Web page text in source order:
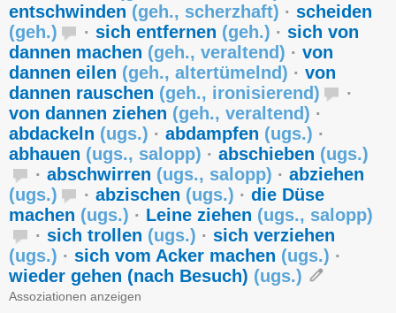
entschwinden (geh., scherzhaft) · scheiden
(geh.) · sich entfernen (geh.) · sich von
dannen machen (geh., veraltend) · von
dannen eilen (geh., altertümelnd) · von
dannen rauschen (geh., ironisierend)
·
von dannen ziehen (geh., veraltend) ·
abdackeln (ugs.) · abdampfen (ugs.) ·
abhauen (ugs., salopp) · abschieben (ugs.)
· abschwirren (ugs., salopp) · abziehen
(ugs.) · abzischen (ugs.) · die Düse
machen (ugs.) · Leine ziehen (ugs., salopp)
· sich trollen (ugs.) · sich verziehen
(ugs.) · sich vom Acker machen (ugs.) ·
wieder gehen (nach Besuch) (ugs.)
Assoziationen anzeigen